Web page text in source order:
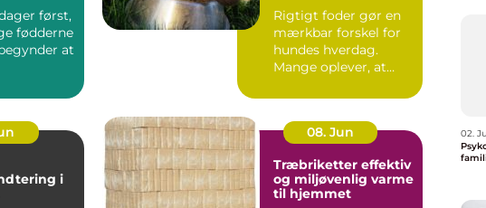
først,
fødderne
at
Rigtigt foder gør en
mærkbar forskel for
hundes hverdag.
Mange oplever, at
i
08. Jun
Træbriketter effektiv
og miljøvenlig varme
til hjemmet
02.
Psykolog